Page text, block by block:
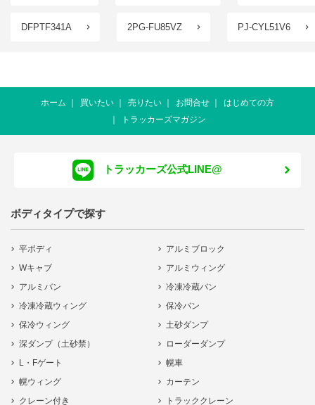
DFPTF341A 2PG-FU85VZ PJ-CYL51V6
ホーム 買いたい 売りたい お問合せ
はじめての方
トラッカーズマガジン
トラッカーズ公式LINE@
ボディタイプで探す
平ボディ
アルミブロック
Wキャブ
アルミウィング
アルミバン
冷凍冷蔵バン
冷凍冷蔵ウィング
保冷バン
保冷ウィング
土砂ダンプ
深ダンプ（土砂禁）
ローダーダンプ
L・Fゲート
幌車
幌ウィング
カーテン
クレーン付き
トラッククレーン